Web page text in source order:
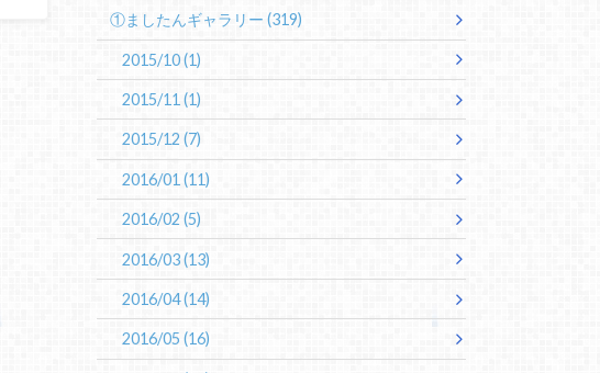
①ましたんギャラリー (319)
2015/10(1)
2015/11(1)
2015/12(7)
2016/01(11)
2016/02(5)
2016/03(13)
2016/04(14)
2016/05(16)